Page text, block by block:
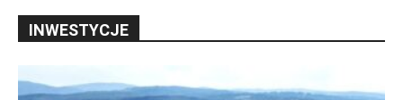
INWESTYCJE